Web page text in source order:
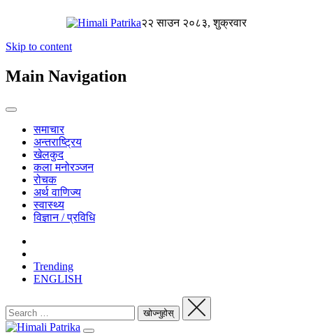
२२ साउन २०८३, शुक्रवार
Skip to content
Main Navigation
समाचार
अन्तराष्ट्रिय
खेलकुद
कला मनोरञ्जन
रोचक
अर्थ वाणिज्य
स्वास्थ्य
विज्ञान / प्रविधि
Trending
ENGLISH